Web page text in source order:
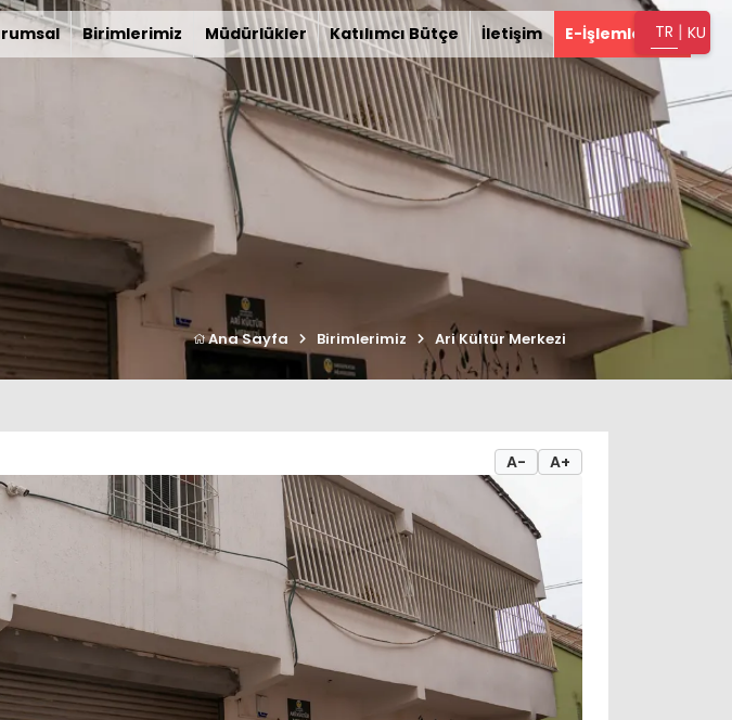
TR | KU
Birimlerimiz Müdürlükler Katılımcı Bütçe İletişim E-İşlemler
Ana Sayfa Birimlerimiz Ari Kültür Merkezi
A- A+